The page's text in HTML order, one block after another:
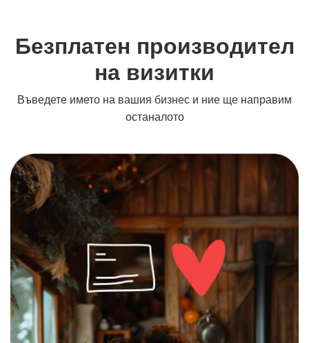
Безплатен производител
на визитки
Въведете името на вашия бизнес и ние ще направим
останалото